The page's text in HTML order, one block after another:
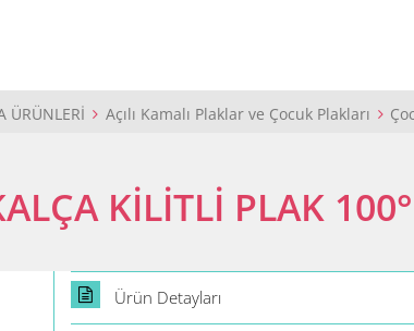
ÜRÜNLERİ Açılı Kamalı Plaklar ve Çocuk Plakları
KİLİTLİ PLAK 100°
Ürün Detayları